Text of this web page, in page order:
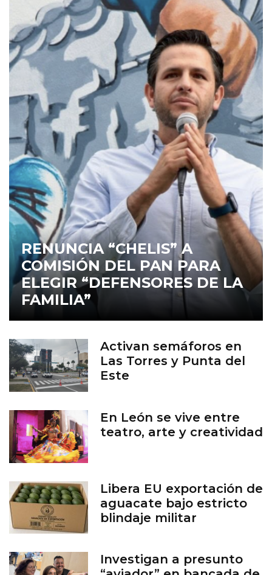
RENUNCIA “CHELIS” A
COMISIÓN DEL PAN PARA
ELEGIR “DEFENSORES DE LA
FAMILIA”
Activan semáforos en
Las Torres y Punta del
Este
En León se vive entre
teatro, arte y creatividad
Libera EU exportación de
aguacate bajo estricto
blindaje militar
Investigan a presunto